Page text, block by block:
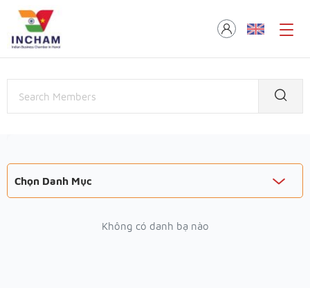
Chọn Danh Mục
Không có danh bạ nào